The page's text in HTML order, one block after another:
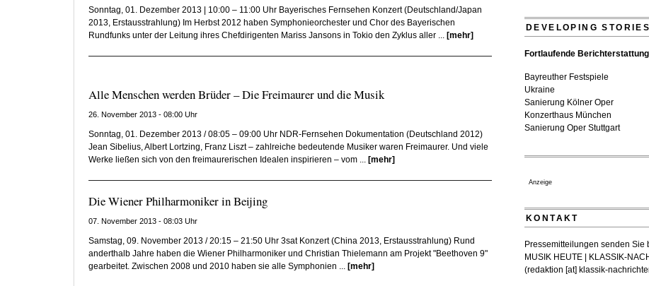
Sonntag, 01. Dezember 2013 | 10:00 – 11:00 Uhr Bayerisches Fernsehen Konzert (Deutschland/Japan
2013, Erstausstrahlung) Im Herbst 2012 haben Symphonieorchester und Chor des Bayerischen
Rundfunks unter der Leitung ihres Chefdirigenten Mariss Jansons in Tokio den Zyklus aller ... [mehr]
Alle Menschen werden Brüder – Die Freimaurer und die Musik
26. November 2013 - 08:00 Uhr
Sonntag, 01. Dezember 2013 / 08:05 – 09:00 Uhr NDR-Fernsehen Dokumentation (Deutschland 2012)
Jean Sibelius, Albert Lortzing, Franz Liszt – zahlreiche bedeutende Musiker waren Freimaurer. Und viele
Werke ließen sich von den freimaurerischen Idealen inspirieren – vom ... [mehr]
Die Wiener Philharmoniker in Beijing
07. November 2013 - 08:03 Uhr
Samstag, 09. November 2013 / 20:15 – 21:50 Uhr 3sat Konzert (China 2013, Erstausstrahlung) Rund
anderthalb Jahre haben die Wiener Philharmoniker und Christian Thielemann am Projekt "Beethoven 9"
gearbeitet. Zwischen 2008 und 2010 haben sie alle Symphonien ... [mehr]
DEVELOPING STORIES
Fortlaufende
Bayreuther Festspiele
Ukraine
Sanierung Kölner Oper
Konzerthaus München
Sanierung Oper Stuttgart
Anzeige
KONTAKT
Pressemitteilungen senden Sie
MUSIK HEUTE | KLASSIK-
(redaktion [at] klassik-